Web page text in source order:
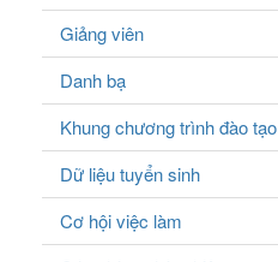
Giảng viên
Danh bạ
Khung chương trình đào tạo
Dữ liệu tuyển sinh
Cơ hội việc làm